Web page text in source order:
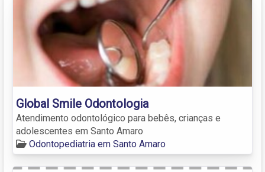
Global Smile Odontologia
Atendimento odontológico para bebês, crianças e
adolescentes em Santo Amaro
Odontopediatria em Santo Amaro